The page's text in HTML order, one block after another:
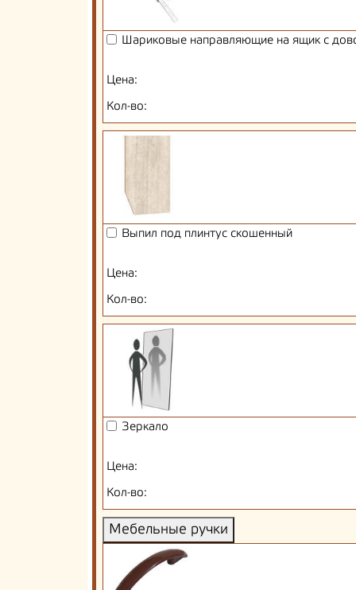
Шариковые направляющие на ящик с
Цена:
Кол-во:
Выпил под плинтус скошенный
Цена:
Кол-во:
Зеркало
Цена:
Кол-во:
Мебельные ручки